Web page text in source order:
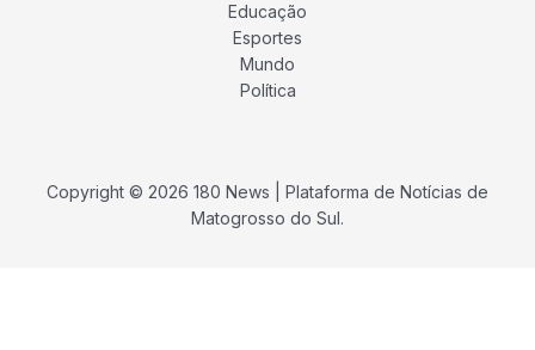
Educação
Esportes
Mundo
Política
Copyright © 2026 180 News | Plataforma de Notícias de
Matogrosso do Sul.